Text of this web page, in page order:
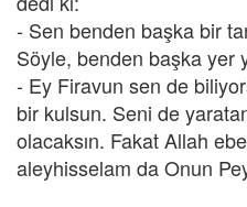
- Sen benden başka bir
Söyle, benden başka yer
- Ey Firavun sen de
bir kulsun. Seni de
olacaksın. Fakat Allah
aleyhisselam da Onun